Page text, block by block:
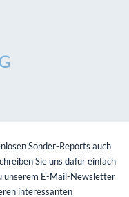
Sonder-Reports auch
Sie uns dafür einfach
unserem E-Mail-Newsletter
interessanten